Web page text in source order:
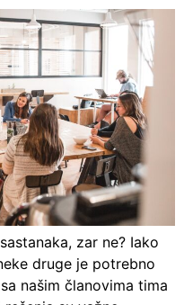
zar ne? Iako
druge je potrebno
našim članovima tima